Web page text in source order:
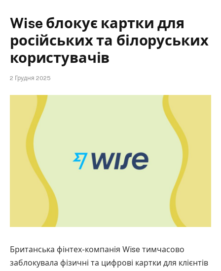
Wise блокує картки для
російських та білоруських
користувачів
2 Грудня 2025
Британська фінтех-компанія Wise тимчасово
заблокувала фізичні та цифрові картки для клієнтів